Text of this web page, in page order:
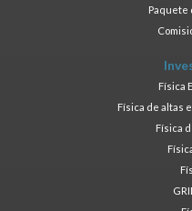
Paquete
Física
Física de altas
Física